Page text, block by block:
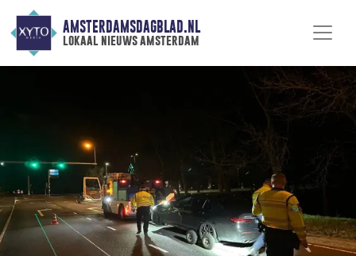
AMSTERDAMSDAGBLAD.NL
lokaal nieuws amsterdam